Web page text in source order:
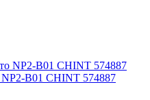
B01 CHINT 574887